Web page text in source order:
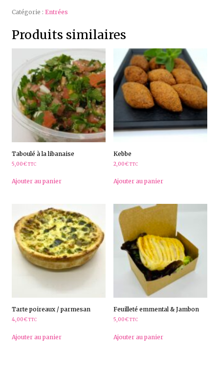
de
gras
caramélisées
Catégorie : Entrées
Produits similaires
Taboulé à la libanaise
5,00€ TTC
Ajouter au panier
Kebbe
2,00€ TTC
Ajouter au panier
Tarte poireaux / parmesan
4,00€ TTC
Ajouter au panier
Feuilleté emmental & Jambon
5,00€ TTC
Ajouter au panier